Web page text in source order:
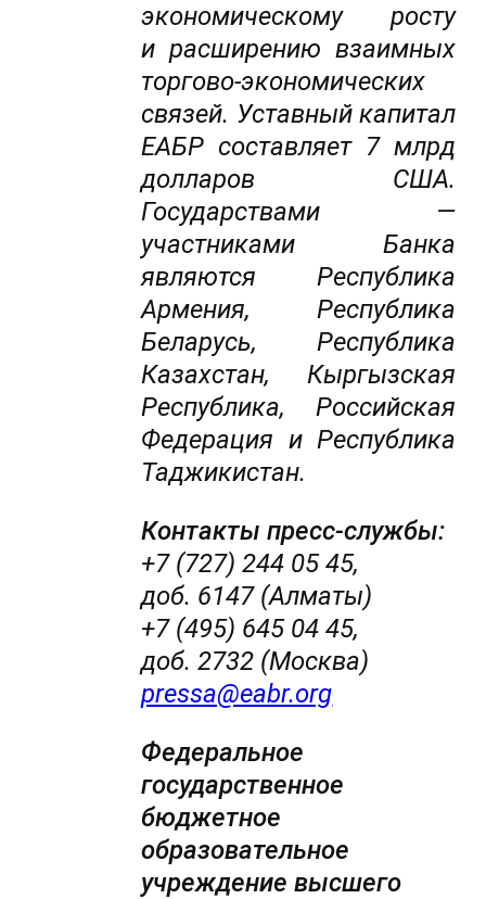
экономическому росту
и расширению взаимных
торгово-экономических
связей. Уставный капитал
ЕАБР составляет 7 млрд
долларов США.
Государствами —
участниками Банка
являются Республика
Армения, Республика
Беларусь, Республика
Казахстан, Кыргызская
Республика, Российская
Федерация и Республика
Таджикистан.
Контакты пресс-службы:
+7 (727) 244 05 45,
доб. 6147 (Алматы)
+7 (495) 645 04 45,
доб. 2732 (Москва)
pressa@eabr.org
Федеральное
государственное
бюджетное
образовательное
учреждение высшего